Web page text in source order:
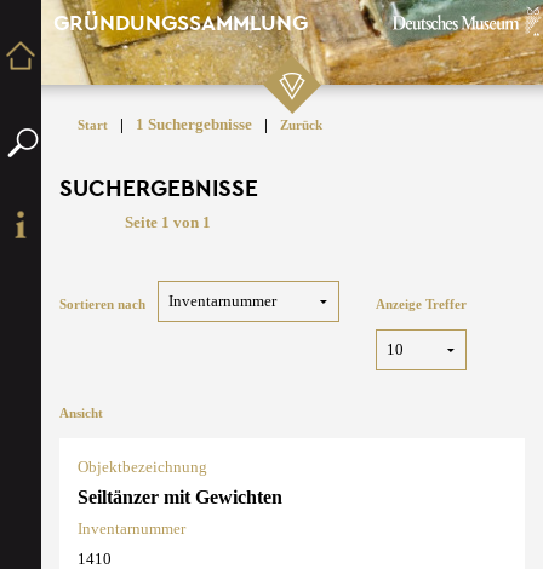
GRÜNDUNGSSAMMLUNG
Start | 1 Suchergebnisse | Zurück
SUCHERGEBNISSE
Seite 1 von 1
Sortieren nach Anzeige Treffer
Ansicht
Objektbezeichnung
Seiltänzer mit Gewichten
Inventarnummer
1410